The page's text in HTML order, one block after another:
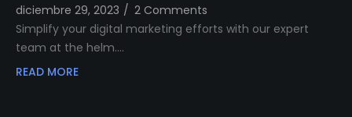
diciembre 29, 2023 / 2 Comments
Simplify your digital marketing efforts with our expert
team at the helm.…
READ MORE